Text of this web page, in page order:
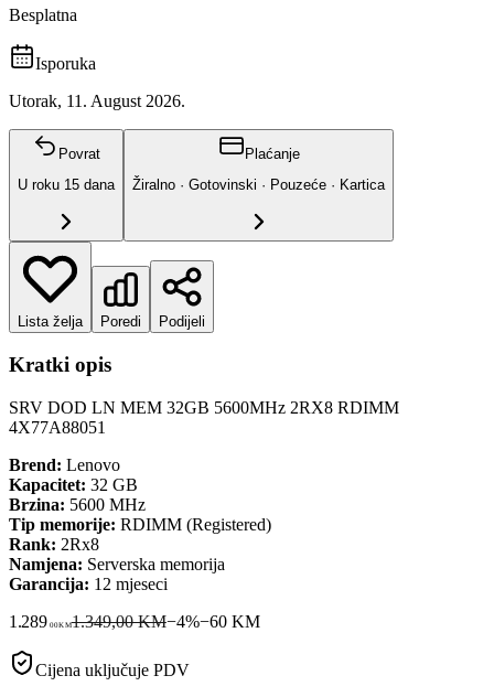
Besplatna
Isporuka
Utorak, 11. August 2026.
Povrat
U roku 15 dana
Plaćanje
Žiralno · Gotovinski · Pouzeće · Kartica
Lista želja Poredi Podijeli
Kratki opis
SRV DOD LN MEM 32GB 5600MHz 2RX8 RDIMM
4X77A88051
Brend: Lenovo
Kapacitet: 32 GB
Brzina: 5600 MHz
Tip memorije: RDIMM (Registered)
Rank: 2Rx8
Namjena: Serverska memorija
Garancija: 12 mjeseci
1.289 00KM1.349,00 KM−4%−60KM
Cijena uključuje PDV